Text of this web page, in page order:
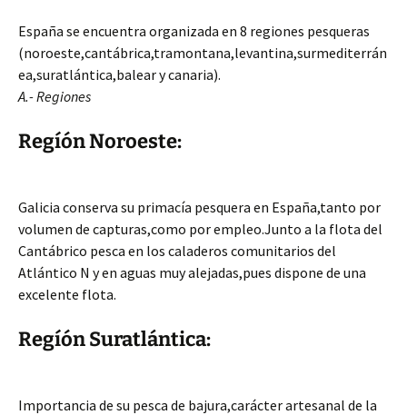
España se encuentra organizada en 8 regiones pesqueras
(noroeste,cantábrica,tramontana,levantina,surmediterrán
ea,suratlántica,balear y canaria).
A.- Regiones
Regíón Noroeste:
Galicia conserva su primacía pesquera en España,tanto por
volumen de capturas,como por empleo.Junto a la flota del
Cantábrico pesca en los caladeros comunitarios del
Atlántico N y en aguas muy alejadas,pues dispone de una
excelente flota.
Regíón Suratlántica:
Importancia de su pesca de bajura,carácter artesanal de la